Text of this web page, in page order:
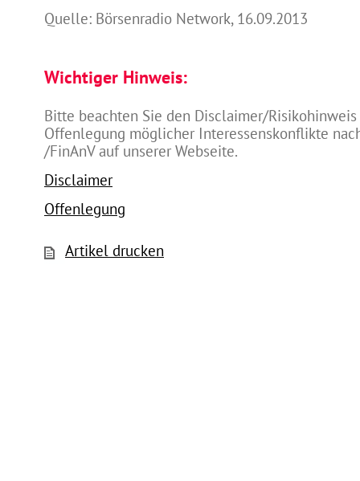
Quelle: Börsenradio Network, 16.09.2013
Wichtiger Hinweis:
Bitte beachten Sie den Disclaimer/
Offenlegung möglicher Interessenskonflikte
/FinAnV auf unserer Webseite.
Disclaimer
Offenlegung
Artikel drucken